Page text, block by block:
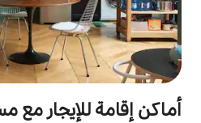
مع مسبح مخصصة